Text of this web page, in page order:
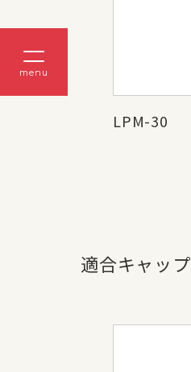
menu
LPM-30
適合キャップ